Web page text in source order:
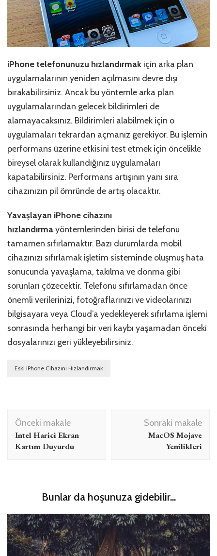
iPhone telefonunuzu hızlandırmak için arka plan
uygulamalarının yeniden açılmasını devre dışı
bırakabilirsiniz. Ancak bu yöntemle arka plan
uygulamalarından gelecek bildirimleri de
alamayacaksınız. Bildirimleri alabilmek için o
uygulamaları tekrardan açmanız gerekiyor. Bu işlemin
performans üzerine etkisini test etmek için öncelikle
bireysel olarak kullandığınız uygulamaları
kapatabilirsiniz. Performans artışının yanı sıra
cihazınızın pil ömründe de artış olacaktır.
Yavaşlayan iPhone cihazını
hızlandırmayöntemlerinden birisi de telefonu
tamamen sıfırlamaktır. Bazı durumlarda mobil
cihazınızı sıfırlamak işletim sisteminde oluşmuş hata
sonucunda yavaşlama, takılma ve donma gibi
sorunları çözecektir. Telefonu sıfırlamadan önce
önemli verilerinizi, fotoğraflarınızı ve videolarınızı
bilgisayara veya Cloud’a yedekleyerek sıfırlama işlemi
sonrasında herhangi bir veri kaybı yaşamadan önceki
dosyalarınızı geri yükleyebilirsiniz.
Eski iPhone Cihazını Hızlandırmak
Yazı
dolaşımı
Önceki makale
Intel Harici Ekran
Kartını Duyurdu
Sonraki makale
MacOS Mojave
Yenilikleri
Bunlar da hoşunuza gidebilir...